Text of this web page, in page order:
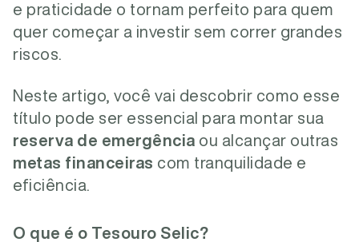
e praticidade o tornam perfeito para quem
quer começar a investir sem correr grandes
riscos.
Neste artigo, você vai descobrir como esse
título pode ser essencial para montar sua
reserva de emergência ou alcançar outras
metas financeiras com tranquilidade e
eficiência.
O que é o Tesouro Selic?